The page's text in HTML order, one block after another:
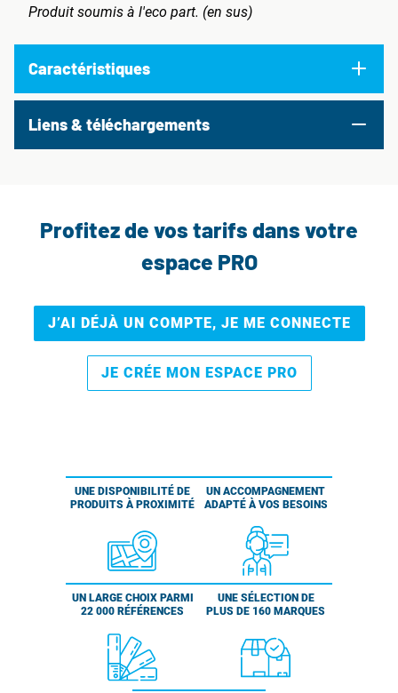
Produit soumis à l'eco part. (en sus)
Caractéristiques
Liens & téléchargements
Profitez de vos tarifs dans votre
espace PRO
J’AI DÉJÀ UN COMPTE, JE ME CONNECTE
JE CRÉE MON ESPACE PRO
UNE DISPONIBILITÉ DE
PRODUITS À PROXIMITÉ
UN ACCOMPAGNEMENT
ADAPTÉ À VOS BESOINS
UN LARGE CHOIX PARMI
22 000 RÉFÉRENCES
UNE SÉLECTION DE
PLUS DE 160 MARQUES